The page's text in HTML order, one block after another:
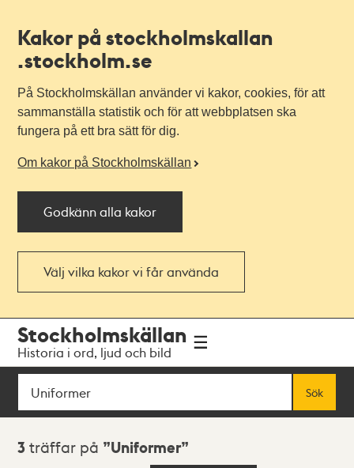
Kakor på stockholmskallan
.stockholm.se
På Stockholmskällan använder vi kakor, cookies, för att
sammanställa statistik och för att webbplatsen ska
fungera på ett bra sätt för dig.
Om kakor på Stockholmskällan
Godkänn alla kakor
Välj vilka kakor vi får använda
navigationen
huvudinnehållet
Stockholmskällan
Historia i ord, ljud och bild
Sök
Sök
Sökresultat
3 träffar på Uniformer